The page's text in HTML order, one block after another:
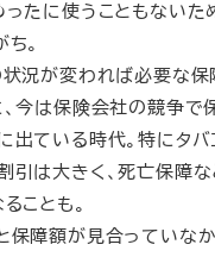
ったに使うこともないた
。
状況が変われば必要な
、今は保険会社の競争で
出ている時代。特にタバ
引は大きく、死亡保障
ことも。
保障額が見合っていな